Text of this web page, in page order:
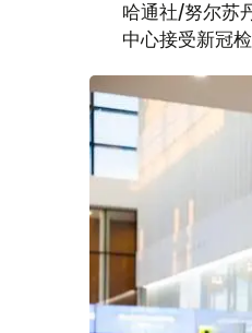
哈通社/努尔苏
中心接受新冠检